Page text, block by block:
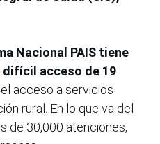
Nacional PAIS tiene
difícil acceso de 19
acceso a servicios
rural. En lo que va del
de 30,000 atenciones,